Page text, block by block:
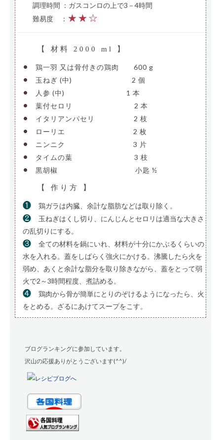
調理時間 ：ガスコンロの上で3－4時間
難易度
： ★★☆
【 材料 2000 ml 】
• 鶏一羽 又は骨付きの鶏肉 600 g
• 玉ねぎ (中) 2 個
• 人参 (中) 1 本
• 葉付セロリ 2 本
• イタリアンパセリ 2 枝
• ローリエ 2 枚
• ニンニク 3 片
• タイムの葉 3 枝
• 黒胡椒 小匙 ½
【 作り方 】
❶ 鶏ガラは内臓、余計な脂肪などは取り除く。
❷
玉ねぎはくし切り、にんじんとセロリは適当な大きさ
の乱切りにする。
❸
全ての材料を鍋にいれ、材料が十分にかぶるくらいの
水を入れる。蓋をしばらく強火にかける。沸騰したら火を
弱め、あくと余計な脂分を取り除きながら、蓋をとって弱
火で2～3時間程度、煮詰める。
❹
鶏肉から骨が簡単にとりのぞけるようになったら、火
をとめる。ざるにあけてスープをこす。
ブログランキングに参加しています。
沢山の応援ありがとうございます(^^)/